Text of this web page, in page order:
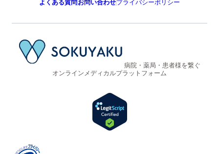
病院・薬局・患者様を繋ぐ
オンラインメディカルプラットフォーム